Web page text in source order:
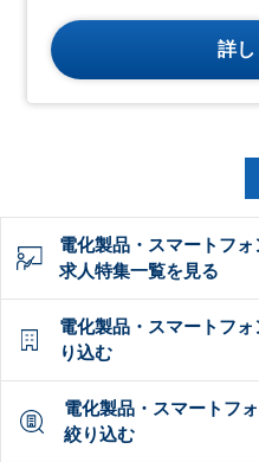
詳し
電化製品・スマートフ
求人特集一覧を見る
電化製品・スマートフ
り込む
電化製品・スマートフ
絞り込む